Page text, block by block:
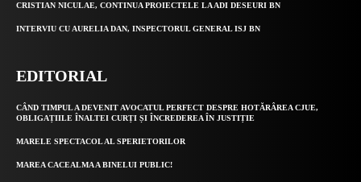
CRISTIAN NICULAE, CONTINUA PROIECTELE LA ADI DESEURI BN
INTERVIU CU AURELIA DAN, INSPECTORUL GENERAL ISJ BN
EDITORIAL
CÂND TIMPUL A DEVENIT AVOCATUL PERFECT DESPRE HOTĂRÂREA CJUE,
OBLIGAȚIILE ÎNALTEI CURȚI ȘI ÎNCREDEREA ÎN JUSTIȚIE
MARELE SPECTACOL AL SPERIETORILOR
MAREA CACEALMA A BINELUI PUBLIC!